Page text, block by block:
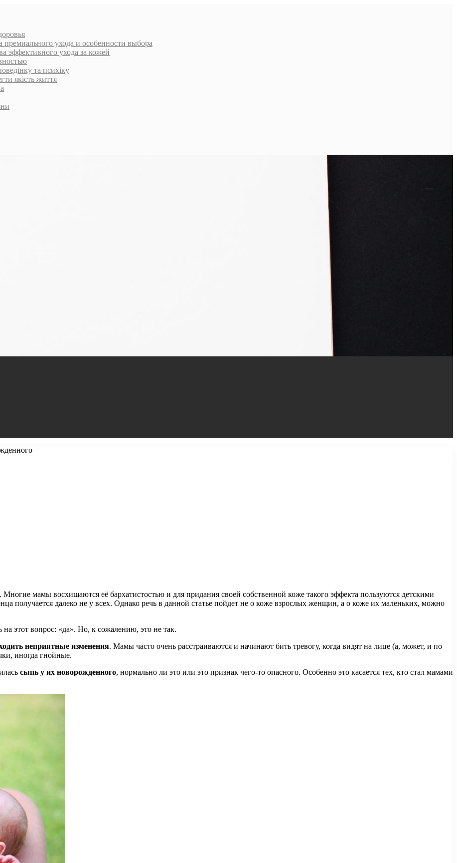
ухода и особенности выбора
эффективного ухода за кожей
та психіку
якість життя
мамы восхищаются её бархатистостью и для придания своей собственной коже такого эффекта пользуются детскими
получается далеко не у всех. Однако речь в данной статье пойдет не о коже взрослых женщин, а о коже их маленьких, можно
на этот вопрос: «да». Но, к сожалению, это не так.
неприятные изменения. Мамы часто очень расстраиваются и начинают бить тревогу, когда видят на лице (а, может, и по
иногда гнойные.
сыпь у их новорожденного, нормально ли это или это признак чего-то опасного. Особенно это касается тех, кто стал мамами